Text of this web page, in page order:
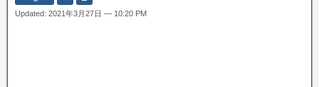
Updated: 2021年3月27日 — 10:20 PM